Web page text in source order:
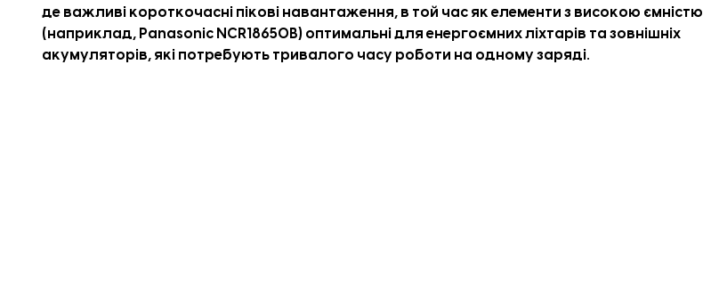
де важливі короткочасні пікові навантаження, в той час як елементи з високою ємністю
(наприклад, Panasonic NCR18650B) оптимальні для енергоємних ліхтарів та зовнішніх
акумуляторів, які потребують тривалого часу роботи на одному заряді.